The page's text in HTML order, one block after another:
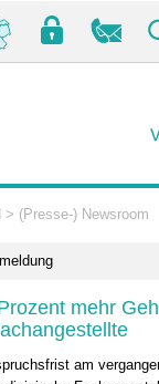
> (Presse-) Newsroom
mehr
am